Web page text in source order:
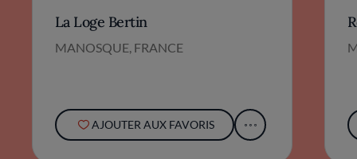
La Loge Bertin
MANOSQUE, FRANCE
AJOUTER AUX FAVORIS